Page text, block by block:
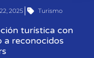
2025 Turismo
turística con
a reconocidos